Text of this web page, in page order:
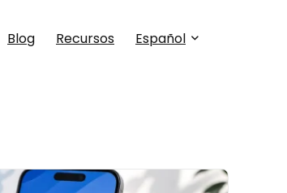
Blog Recursos Español